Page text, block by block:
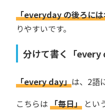
「everyday の後ろには
りやすいです。
分けて書く「every
「every day」は、2語
こちらは 「毎日」 とい